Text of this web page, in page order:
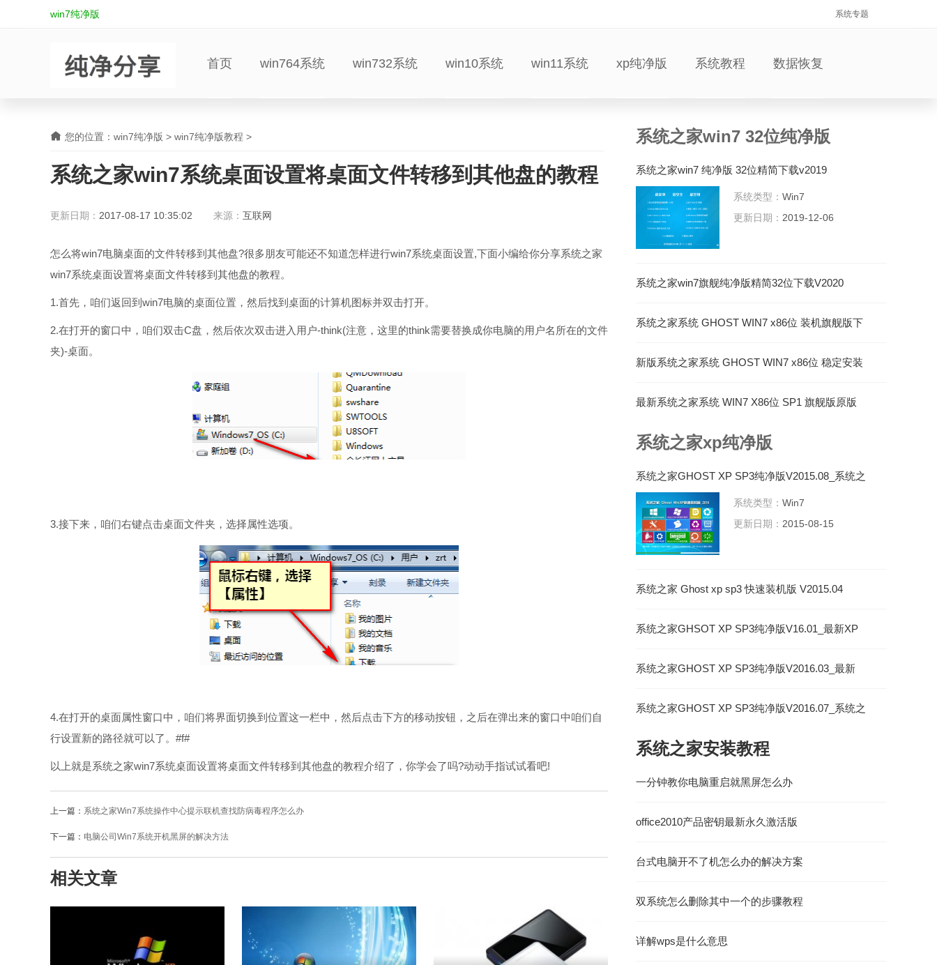
win7纯净版 系统专题
首页 win764系统 win732系统 win10系统 win11系统 xp纯净版 系统教程 数据恢复
您的位置： win7纯净版 > win7纯净版教程 >
系统之家win7系统桌面设置将桌面文件转移到其他盘的教程
更新日期： 2017-08-17 10:35:02 来源： 互联网
怎么将win7电脑桌面的文件转移到其他盘?很多朋友可能还不知道怎样进行win7系统桌面设置,下面小编给你分享系统之家
win7系统桌面设置将桌面文件转移到其他盘的教程。
1.首先，咱们返回到win7电脑的桌面位置，然后找到桌面的计算机图标并双击打开。
2.在打开的窗口中，咱们双击C盘，然后依次双击进入用户-think(注意，这里的think需要替换成你电脑的用户名所在的文件
夹)-桌面。
3.接下来，咱们右键点击桌面文件夹，选择属性选项。
4.在打开的桌面属性窗口中，咱们将界面切换到位置这一栏中，然后点击下方的移动按钮，之后在弹出来的窗口中咱们自
行设置新的路径就可以了。#f#
以上就是系统之家win7系统桌面设置将桌面文件转移到其他盘的教程介绍了，你学会了吗?动动手指试试看吧!
上一篇： 系统之家Win7系统操作中心提示联机查找防病毒程序怎么办
下一篇： 电脑公司Win7系统开机黑屏的解决方法
相关文章
系统之家win7 32位纯净版
系统之家win7 纯净版 32位精简下载v2019
系统类型： Win7
更新日期： 2019-12-06
系统之家win7旗舰纯净版精简32位下载V2020
系统之家系统 GHOST WIN7 x86位 装机旗舰版下
新版系统之家系统 GHOST WIN7 x86位 稳定安装
最新系统之家系统 WIN7 X86位 SP1 旗舰版原版
系统之家xp纯净版
系统之家GHOST XP SP3纯净版V2015.08_系统之
系统类型： Win7
更新日期： 2015-08-15
系统之家 Ghost xp sp3 快速装机版 V2015.04
系统之家GHSOT XP SP3纯净版V16.01_最新XP
系统之家GHOST XP SP3纯净版V2016.03_最新
系统之家GHOST XP SP3纯净版V2016.07_系统之
系统之家安装教程
一分钟教你电脑重启就黑屏怎么办
office2010产品密钥最新永久激活版
台式电脑开不了机怎么办的解决方案
双系统怎么删除其中一个的步骤教程
详解wps是什么意思